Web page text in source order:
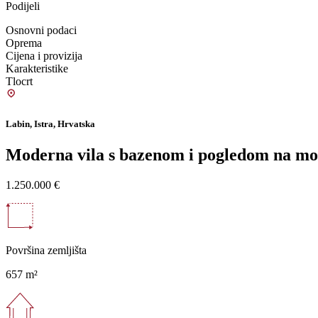
Podijeli
Osnovni podaci
Oprema
Cijena i provizija
Karakteristike
Tlocrt
Labin, Istra, Hrvatska
Moderna vila s bazenom i pogledom na
1.250.000 €
Površina zemljišta
657 m²